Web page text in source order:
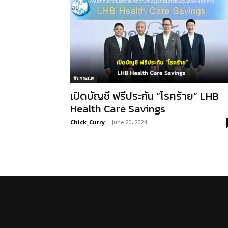
จับกระแส
เปิดบัญชี ฟรีประกัน “โรคร้าย” LHB
Health Care Savings
Chick_Curry - June 20, 2024